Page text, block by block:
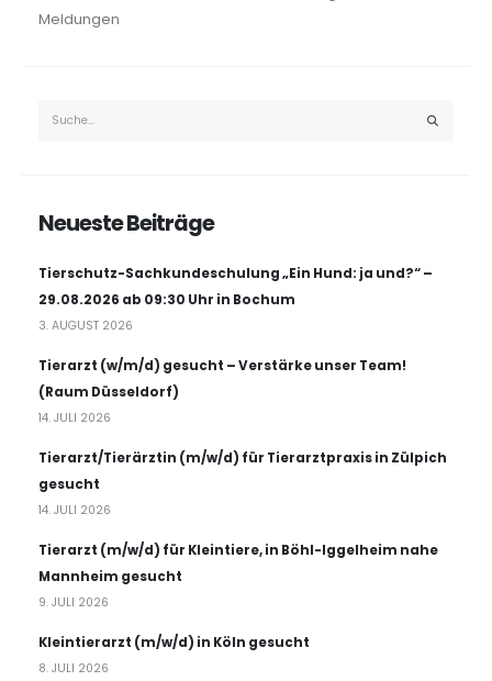
Meldungen
Neueste Beiträge
Tierschutz-Sachkundeschulung „Ein Hund: ja und?“ –
29.08.2026 ab 09:30 Uhr in Bochum
3. AUGUST 2026
Tierarzt (w/m/d) gesucht – Verstärke unser Team!
(Raum Düsseldorf)
14. JULI 2026
Tierarzt/Tierärztin (m/w/d) für Tierarztpraxis in Zülpich
gesucht
14. JULI 2026
Tierarzt (m/w/d) für Kleintiere, in Böhl-Iggelheim nahe
Mannheim gesucht
9. JULI 2026
Kleintierarzt (m/w/d) in Köln gesucht
8. JULI 2026